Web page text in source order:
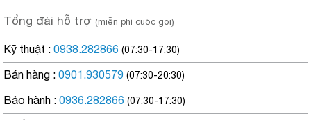
Công nghệ kính LOW-E
Hạn chế sự trao đổi nhiệt với bên ngoài:
Tổng đài hỗ trợ (miễn phí cuộc gọi)
Kỹ thuật : 0938.282866 (07:30-17:30)
Bán hàng : 0901.930579 (07:30-20:30)
Bảo hành : 0936.282866 (07:30-17:30)